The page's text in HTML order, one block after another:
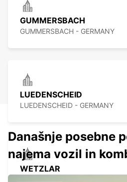
GUMMERSBACH
GUMMERSBACH - GERMANY
LUEDENSCHEID
LUEDENSCHEID - GERMANY
WETZLAR
Današnje posebne
najema vozil in